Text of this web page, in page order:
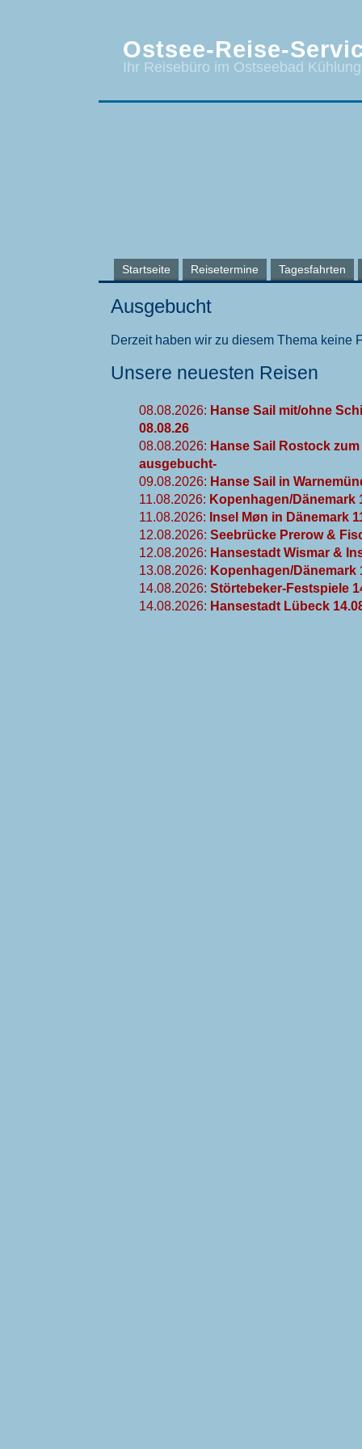
Ostsee-Reise-
Ihr Reisebüro im Ostseebad
Startseite Reisetermine Tagesfahrten
Ausgebucht
Derzeit haben wir zu diesem Thema keine
Unsere neuesten Reisen
08.08.2026: Hanse Sail mit/ohne
08.08.26
08.08.2026: Hanse Sail Rostock
ausgebucht-
09.08.2026: Hanse Sail in
11.08.2026: Kopenhagen/Dänemark
11.08.2026: Insel Møn in Dänemark
12.08.2026: Seebrücke Prerow &
12.08.2026: Hansestadt Wismar &
13.08.2026: Kopenhagen/Dänemark
14.08.2026: Störtebeker-Festspiele
14.08.2026: Hansestadt Lübeck